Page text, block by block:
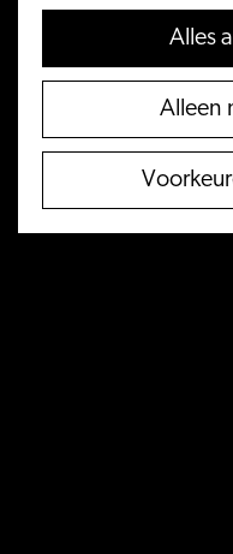
Alles
Alleen